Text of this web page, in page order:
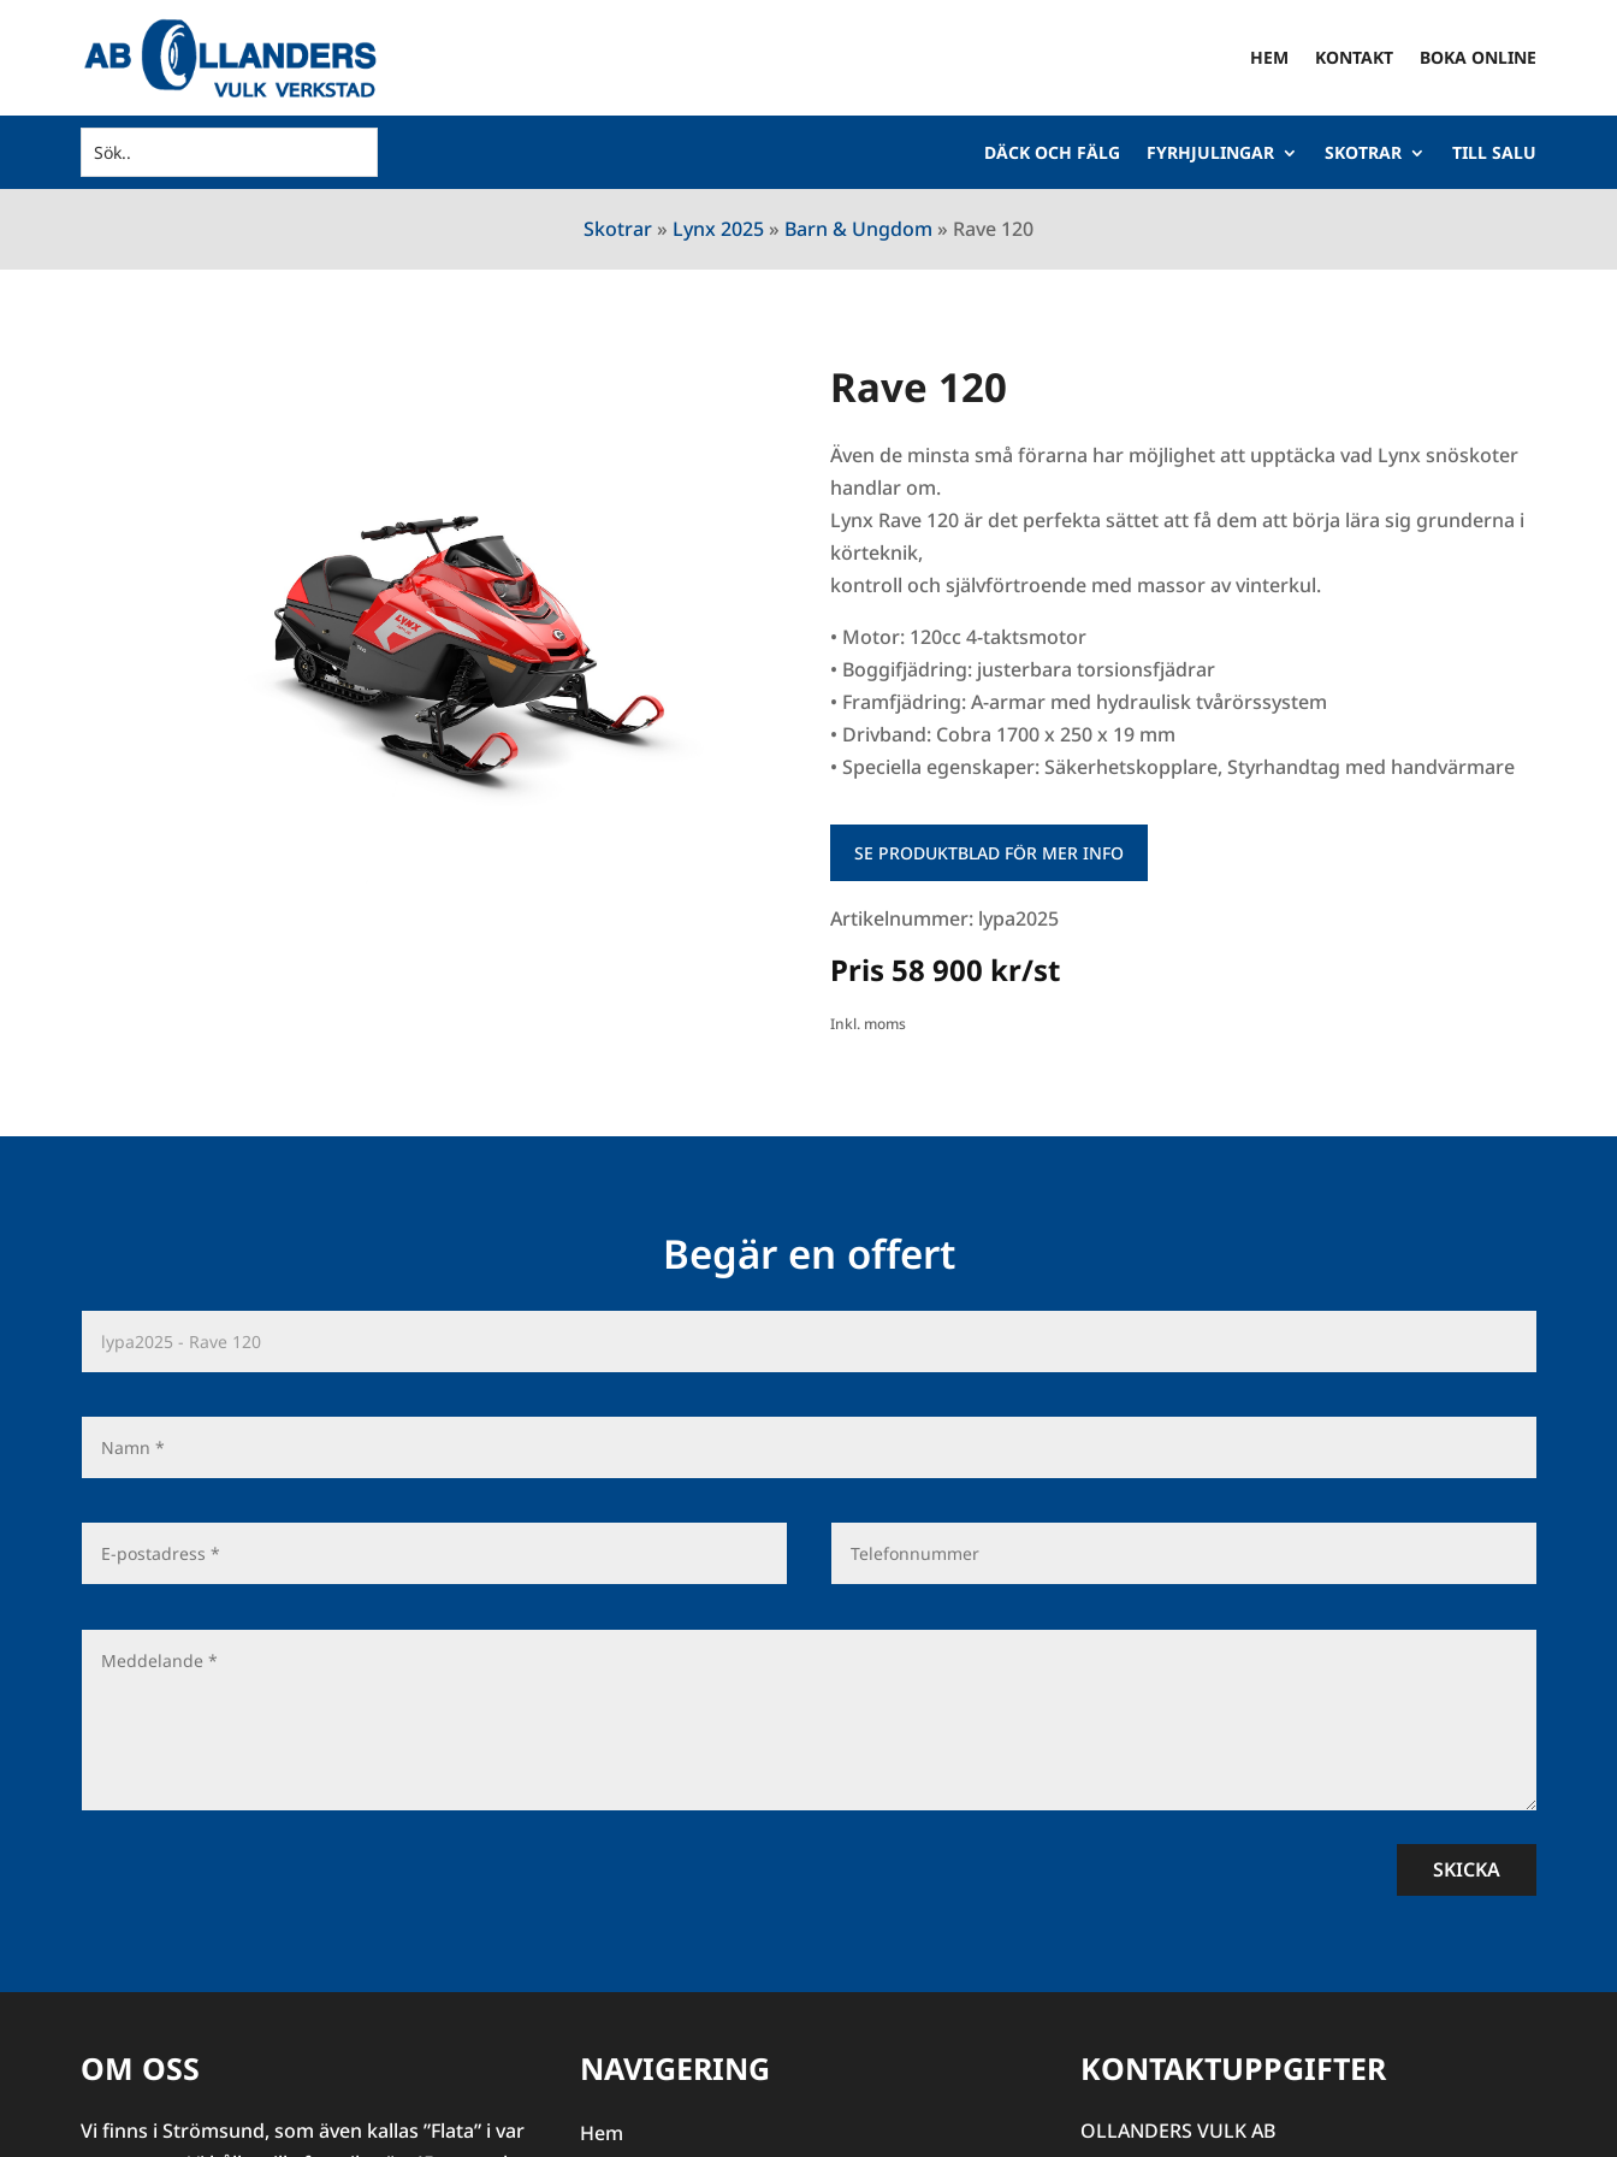
HEM KONTAKT BOKA ONLINE
DÄCK OCH FÄLG FYRHJULINGAR SKOTRAR TILL SALU
Skotrar » Lynx 2025 » Barn & Ungdom » Rave 120
Rave 120
Även de minsta små förarna har möjlighet att upptäcka vad Lynx snöskoter
handlar om.
Lynx Rave 120 är det perfekta sättet att få dem att börja lära sig grunderna i
körteknik,
kontroll och självförtroende med massor av vinterkul.
• Motor: 120cc 4-taktsmotor
• Boggifjädring: justerbara torsionsfjädrar
• Framfjädring: A-armar med hydraulisk tvårörssystem
• Drivband: Cobra 1700 x 250 x 19 mm
• Speciella egenskaper: Säkerhetskopplare, Styrhandtag med handvärmare
SE PRODUKTBLAD FÖR MER INFO
Artikelnummer: lypa2025
Pris 58 900 kr/st
Inkl. moms
Begär en offert
SKICKA
OM OSS
Vi finns i Strömsund, som även kallas ”Flata” i var
NAVIGERING
Hem
KONTAKTUPPGIFTER
OLLANDERS VULK AB